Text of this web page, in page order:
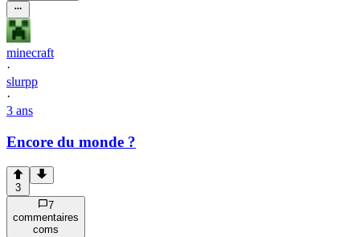
minecraft
·
slurpp
·
3 ans
Encore du monde ?
3
7
commentaires
coms